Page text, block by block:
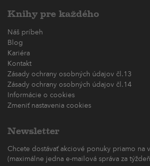
Knihy pre každého
Náš príbeh
Blog
Kariéra
Kontakt
Zásady ochrany osobných údajov čl.13
Zásady ochrany osobných údajov čl.14
Informácie o cookies
Zmeniť nastavenia cookies
Newsletter
Chcete dostávať akciové ponuky priamo na
(maximálne jedna e-mailová správa za